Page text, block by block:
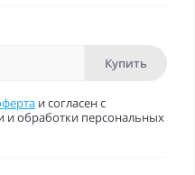
Купить
и согласен с
и обработки персональных